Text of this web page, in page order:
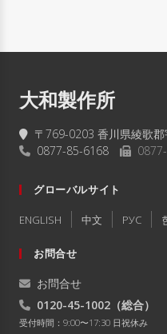
大和製作所
〒769-0203 香川県綾歌
0877-85-6168
グローバルサイト
ENGLISH 中文 РУC
お問合せ
お問合せ
0120-45-1002 （総合）
受付時間：9:00〜17:30 日祝休み